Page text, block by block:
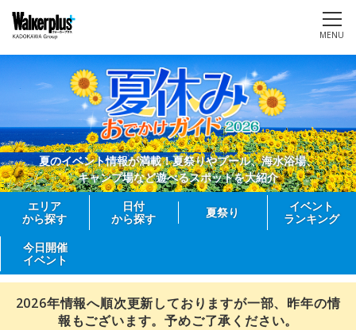
MENU
夏のイベント情報が満載！夏祭りやプール、海水浴場、
キャンプ場など遊べるスポットを大紹介
エリア
から探す
日付
から探す
夏祭り
イベント
ランキング
今日開催
イベント
2026年情報へ順次更新しておりますが一部、昨年の情
報もございます。予めご了承ください。